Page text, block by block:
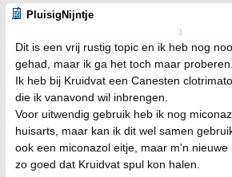
PluisigNijntje
:)
Dit is een vrij rustig topic en ik heb nog
gehad, maar ik ga het toch maar proberen.
Ik heb bij Kruidvat een Canesten
die ik vanavond wil inbrengen.
Voor uitwendig gebruik heb ik nog
huisarts, maar kan ik dit wel samen
ook een miconazol eitje, maar m'n
zo goed dat Kruidvat spul kon halen.